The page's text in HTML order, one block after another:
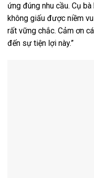
ứng đúng nhu cầu. Cụ
không giấu được niềm
rất vững chắc. Cảm ơn
đến sự tiện lợi này.”